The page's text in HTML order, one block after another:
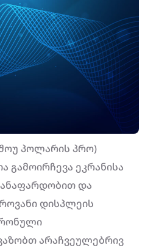
პოლარის პრო)
გამოირჩევა ეკრანისა
და
დისპლეის
არაჩვეულებრივ